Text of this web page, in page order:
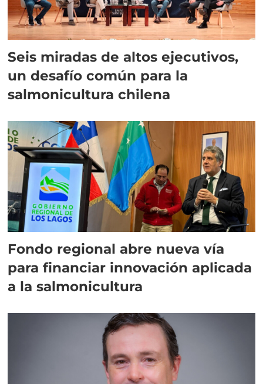
Seis miradas de altos ejecutivos,
un desafío común para la
salmonicultura chilena
Fondo regional abre nueva vía
para financiar innovación aplicada
a la salmonicultura